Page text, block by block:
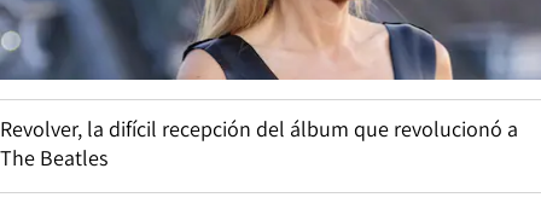
Revolver, la difícil recepción del álbum que revolucionó a
The Beatles